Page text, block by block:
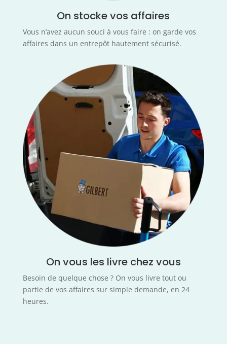
On stocke vos affaires
Vous n’avez aucun souci à vous faire : on garde vos
affaires dans un entrepôt hautement sécurisé.
On vous les livre chez vous
Besoin de quelque chose ? On vous livre tout ou
partie de vos affaires sur simple demande, en 24
heures.